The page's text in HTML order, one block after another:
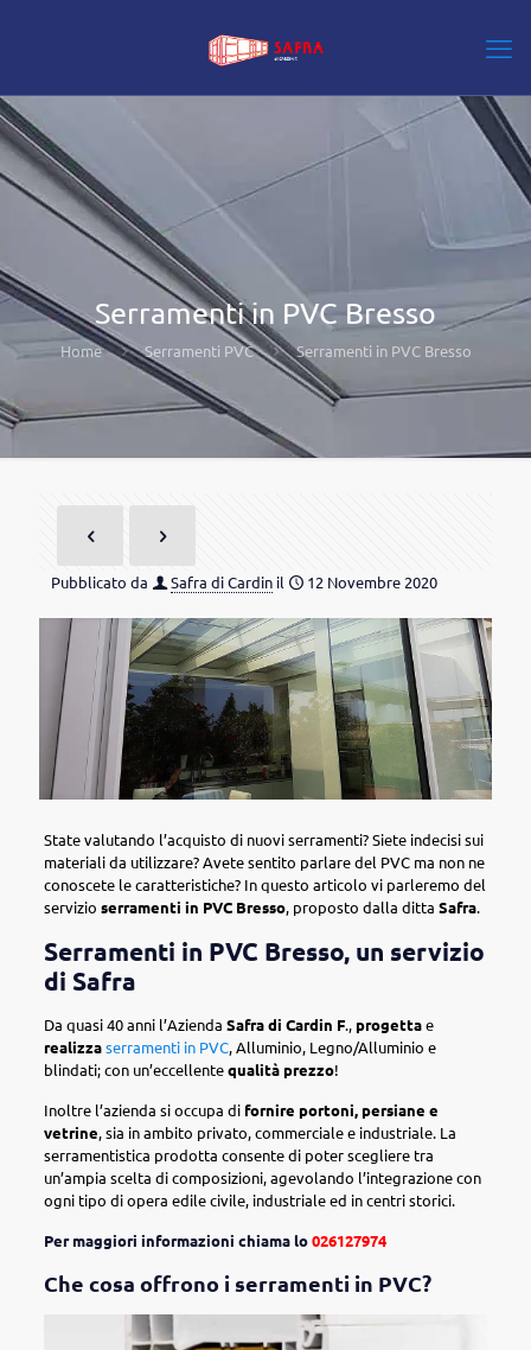
Serramenti in PVC Bresso
Home Serramenti PVC Serramenti in PVC Bresso
Pubblicato da Safra di Cardin il 12 Novembre 2020
State valutando l’acquisto di nuovi serramenti? Siete indecisi sui
materiali da utilizzare? Avete sentito parlare del PVC ma non ne
conoscete le caratteristiche? In questo articolo vi parleremo del
servizio serramenti in PVC Bresso, proposto dalla ditta Safra.
Serramenti in PVC Bresso, un servizio
di Safra
Da quasi 40 anni l’Azienda Safra di Cardin F.,progettae
realizzaserramenti in PVC, Alluminio, Legno/Alluminio e
blindati; con un’eccellentequalità prezzo!
Inoltre l’azienda si occupa difornire portoni, persiane e
vetrine, sia in ambito privato, commerciale e industriale. La
serramentistica prodotta consente di poter scegliere tra
un’ampia scelta di composizioni, agevolando l’integrazione con
ogni tipo di opera edile civile, industriale ed in centri storici.
Per maggiori informazioni chiama lo026127974
Che cosa offrono i serramenti in PVC?